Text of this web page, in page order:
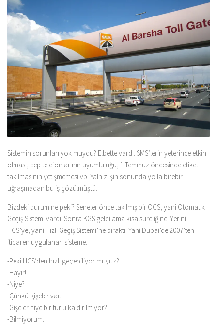
Sistemin sorunları yok muydu? Elbette vardı. SMS’lerin yeterince etkin
olması, cep telefonlarının uyumluluğu, 1 Temmuz öncesinde etiket
takılmasının yetişmemesi vb. Yalnız işin sonunda yolla birebir
uğraşmadan bu iş çözülmüştü.
Bizdeki durum ne peki? Seneler önce takılmış bir OGS, yani Otomatik
Geçiş Sistemi vardı. Sonra KGS geldi ama kısa süreliğine. Yerini
HGS’ye, yani Hızlı Geçiş Sistemi’ne bıraktı. Yani Dubai’de 2007’ten
itibaren uygulanan sisteme.
-Peki HGS’den hızlı geçebiliyor muyuz?
-Hayır!
-Niye?
-Çünkü gişeler var.
-Gişeler niye bir türlü kaldırılmıyor?
-Bilmiyorum.